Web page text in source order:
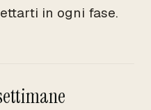
in ogni fase.